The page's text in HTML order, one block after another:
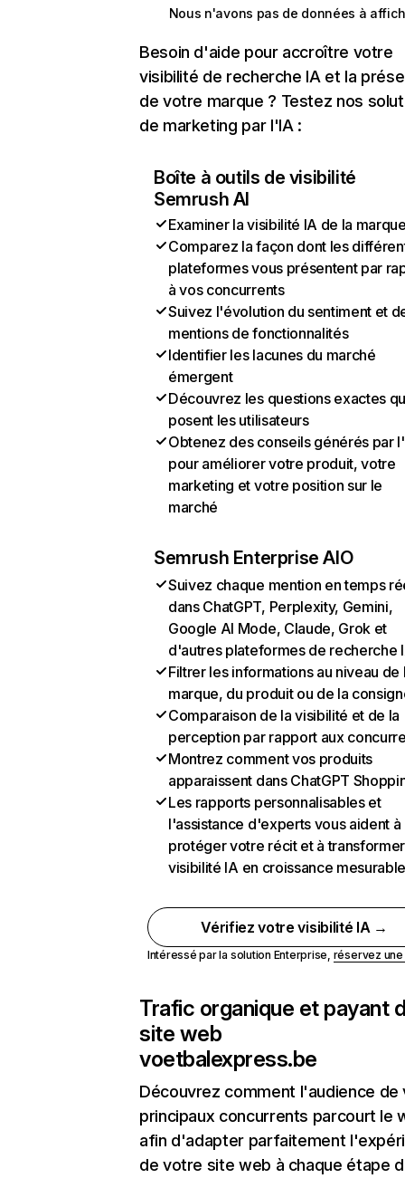
Nous n'avons pas de données à
Besoin d'aide pour accroître votre
visibilité de recherche IA et la
de votre marque ? Testez nos
de marketing par l'IA :
Boîte à outils de visibilité
Semrush AI
Examiner la visibilité IA de la
Comparez la façon dont les
plateformes vous présentent par
à vos concurrents
Suivez l'évolution du sentiment et
mentions de fonctionnalités
Identifier les lacunes du marché
émergent
Découvrez les questions exactes
posent les utilisateurs
Obtenez des conseils générés par
pour améliorer votre produit, votre
marketing et votre position sur le
marché
Semrush Enterprise AIO
Suivez chaque mention en temps
dans ChatGPT, Perplexity, Gemini,
Google AI Mode, Claude, Grok et
d'autres plateformes de recherche
Filtrer les informations au niveau de
marque, du produit ou de la
Comparaison de la visibilité et de la
perception par rapport aux
Montrez comment vos produits
apparaissent dans ChatGPT
Les rapports personnalisables et
l'assistance d'experts vous aident à
protéger votre récit et à
visibilité IA en croissance
Vérifiez votre visibilité IA →
Intéressé par la solution Enterprise, réservez
Trafic organique et payant
site web
voetbalexpress.be
Découvrez comment l'audience de
principaux concurrents parcourt le
afin d'adapter parfaitement
de votre site web à chaque étape